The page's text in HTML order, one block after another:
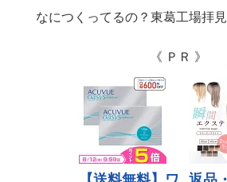
なにつくってるの？東葛工場拝見
《 ＰＲ 》